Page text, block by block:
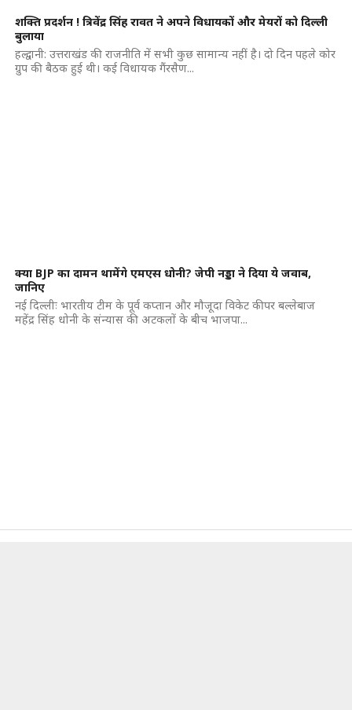
शक्ति प्रदर्शन ! त्रिवेंद्र सिंह रावत ने अपने विधायकों और मेयरों को दिल्ली
बुलाया
हल्द्वानी: उत्तराखंड की राजनीति में सभी कुछ सामान्य नहीं है। दो दिन पहले कोर
ग्रुप की बैठक हुई थी। कई विधायक गैंरसैण...
क्या BJP का दामन थामेंगे एमएस धोनी? जेपी नड्डा ने दिया ये जवाब,
जानिए
नई दिल्लीः भारतीय टीम के पूर्व कप्तान और मौजूदा विकेट कीपर बल्लेबाज
महेंद्र सिंह धोनी के संन्यास की अटकलों के बीच भाजपा...